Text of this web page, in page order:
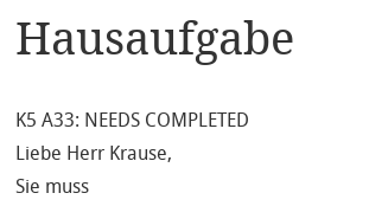
Hausaufgabe
K5 A33: NEEDS COMPLETED
Liebe Herr Krause,
Sie muss